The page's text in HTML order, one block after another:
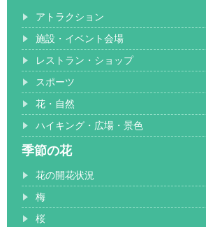
アトラクション
施設・イベント会場
レストラン・ショップ
スポーツ
花・自然
ハイキング・広場・景色
季節の花
花の開花状況
梅
桜